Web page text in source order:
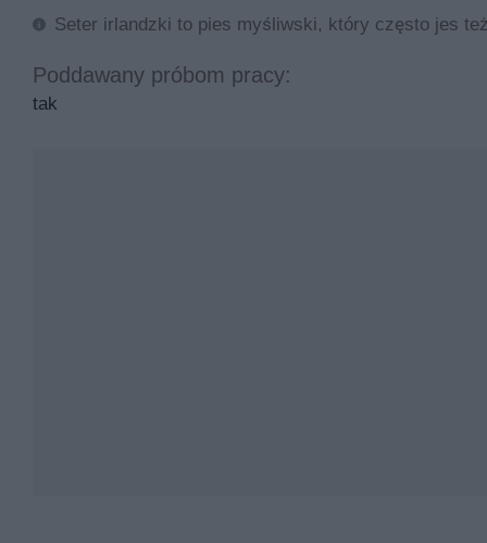
Seter irlandzki to pies myśliwski, który często jes
Poddawany próbom pracy:
tak